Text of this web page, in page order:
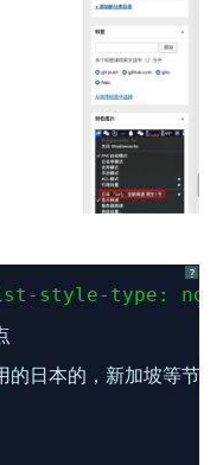
?
style-type:
的日本的，新加坡等节